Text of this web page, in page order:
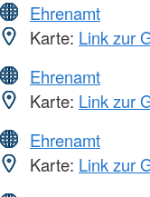
Ehrenamt
Karte: Link zur
Ehrenamt
Karte: Link zur
Ehrenamt
Karte: Link zur